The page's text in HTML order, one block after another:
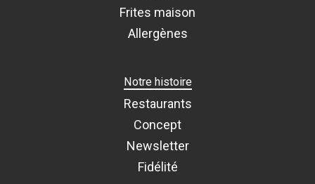
Frites maison
Allergènes
Notre histoire
Restaurants
Concept
Newsletter
Fidélité